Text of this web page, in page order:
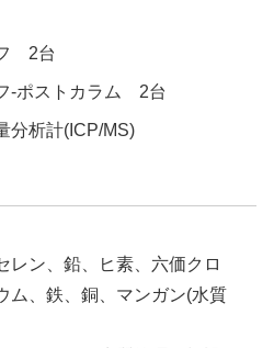
2台
-ポストカラム 2台
分析計(ICP/MS)
レン、鉛、ヒ素、六価クロ
ム、鉄、銅、マンガン(水質